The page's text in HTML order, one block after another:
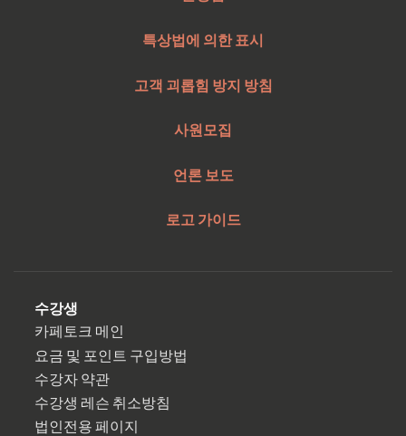
특상법에 의한 표시
고객 괴롭힘 방지 방침
사원모집
언론 보도
로고 가이드
수강생
카페토크 메인
요금 및 포인트 구입방법
수강자 약관
수강생 레슨 취소방침
법인전용 페이지